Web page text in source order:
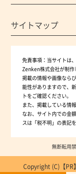
サイトマップ
免責事項： 当サイトは
Zenken株式会社が制作
掲載の情報や画像なら
能性がありますので、
トをご確認ください。
また、掲載している情
なお、サイト内での金
スは「税不明」の表記
無断転用
Copyright (C)【PR】